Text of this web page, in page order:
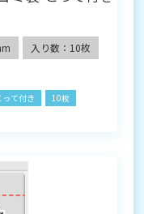
入り数：10枚
って付き
10枚